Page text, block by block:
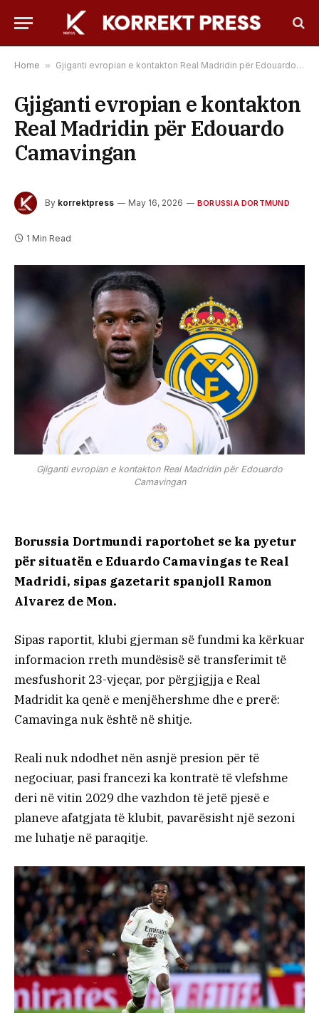
Home » Gjiganti evropian e kontakton Real Madridin për Edouardo Camavingan
Gjiganti evropian e kontakton
Real Madridin për Edouardo
Camavingan
By korrektpress May 16, 2026 BORUSSIA DORTMUND
1 Min Read
Gjiganti evropian e kontakton Real Madridin për Edouardo
Camavingan
Borussia Dortmundi raportohet se ka pyetur
për situatën e Eduardo Camavingas te Real
Madridi, sipas gazetarit spanjoll Ramon
Alvarez de Mon.
Sipas raportit, klubi gjerman së fundmi ka kërkuar
informacion rreth mundësisë së transferimit të
mesfushorit 23-vjeçar, por përgjigjja e Real
Madridit ka qenë e menjëhershme dhe e prerë:
Camavinga nuk është në shitje.
Reali nuk ndodhet nën asnjë presion për të
negociuar, pasi francezi ka kontratë të vlefshme
deri në vitin 2029 dhe vazhdon të jetë pjesë e
planeve afatgjata të klubit, pavarësisht një sezoni
me luhatje në paraqitje.